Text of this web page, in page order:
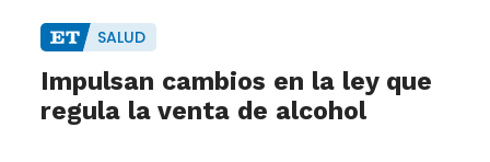
SALUD
Impulsan cambios en la ley que
regula la venta de alcohol